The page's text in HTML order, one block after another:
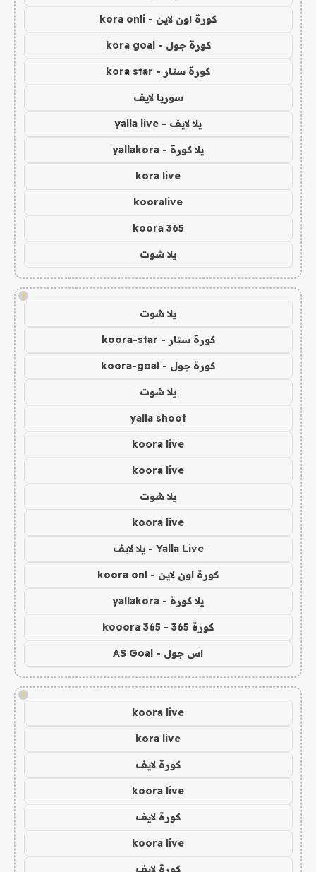
كورة اون لاين - kora onli
كورة جول - kora goal
كورة ستار - kora star
سوريا لايف
يلا لايف - yalla live
يلا كورة - yallakora
kora live
kooralive
koora 365
يلا شوت
!
يلا شوت
كورة ستار - koora-star
كورة جول - koora-goal
يلا شوت
yalla shoot
koora live
koora live
يلا شوت
koora live
Yalla Live - يلا لايف
كورة اون لاين - koora onl
يلا كورة - yallakora
كورة 365 - kooora 365
اس جول - AS Goal
!
koora live
kora live
كورة لايف
koora live
كورة لايف
koora live